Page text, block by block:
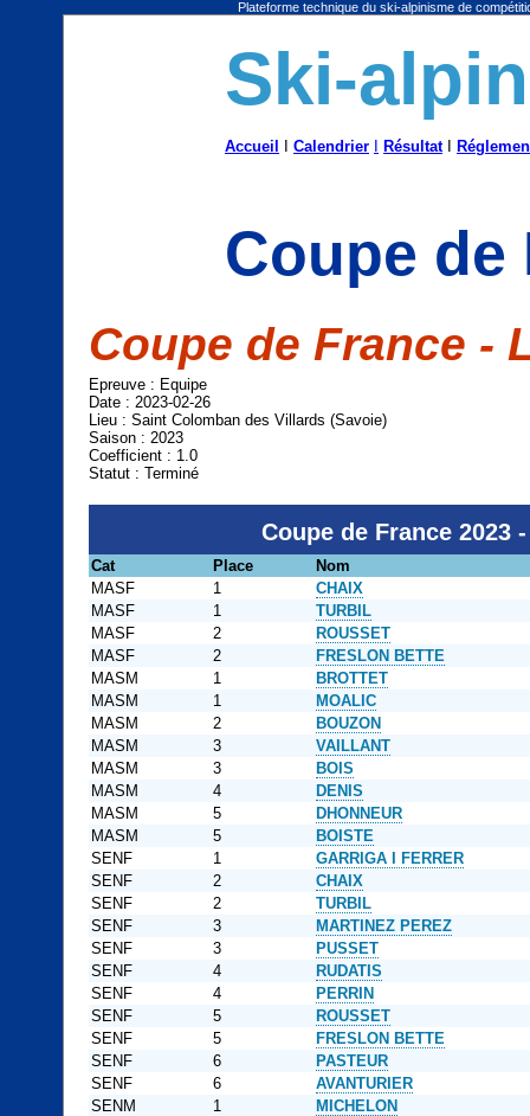
Plateforme technique du ski-alpinisme de
Ski-
Accueil Calendrier RésultatI
Coupe de
Coupe de France -
Epreuve : Equipe
Date : 2023-02-26
Lieu : Saint Colomban des Villards (Savoie)
Saison : 2023
Coefficient : 1.0
Statut : Terminé
Coupe de France 2023
Cat Place
Nom
MASF
1
CHAIX
MASF
1
TURBIL
MASF
2
ROUSSET
MASF
2
FRESLON BETTE
MASM
1
BROTTET
MASM
1
MOALIC
MASM
2
BOUZON
MASM
3
VAILLANT
MASM
3
BOIS
MASM
4
DENIS
MASM
5
DHONNEUR
MASM
5
BOISTE
SENF
1
GARRIGA I FERRER
SENF
2
CHAIX
SENF
2
TURBIL
SENF
3
MARTINEZ PEREZ
SENF
3
PUSSET
SENF
4
RUDATIS
SENF
4
PERRIN
SENF
5
ROUSSET
SENF
5
FRESLON BETTE
SENF
6
PASTEUR
SENF
6
AVANTURIER
SENM
1
MICHELON